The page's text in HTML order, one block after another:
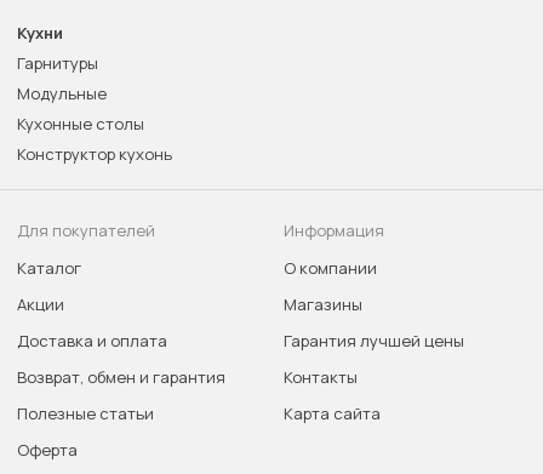
Кухни
Гарнитуры
Модульные
Кухонные столы
Конструктор кухонь
Для покупателей
Каталог
Акции
Доставка и оплата
Возврат, обмен и гарантия
Полезные статьи
Оферта
Информация
О компании
Магазины
Гарантия лучшей цены
Контакты
Карта сайта